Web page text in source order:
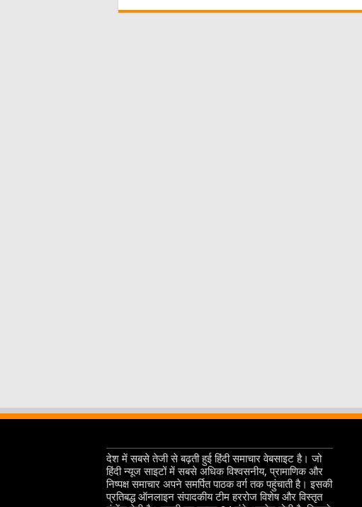
देश में सबसे तेजी से बढ़ती हुई हिंदी समाचार वेबसाइट है। जो
हिंदी न्यूज साइटों में सबसे अधिक विश्वसनीय, प्रामाणिक और
निष्पक्ष समाचार अपने समर्पित पाठक वर्ग तक पहुंचाती है। इसकी
प्रतिबद्ध ऑनलाइन संपादकीय टीम हररोज विशेष और विस्तृत